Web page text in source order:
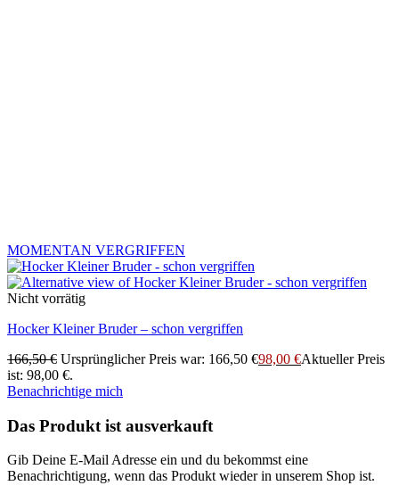
MOMENTAN VERGRIFFEN
Nicht vorrätig
Hocker Kleiner Bruder – schon vergriffen
166,50€ Ursprünglicher Preis war: 166,50 €98,00 €Aktueller Preis
ist: 98,00 €.
Benachrichtige mich
Das Produkt ist ausverkauft
Gib Deine E-Mail Adresse ein und du bekommst eine
Benachrichtigung, wenn das Produkt wieder in unserem Shop ist.